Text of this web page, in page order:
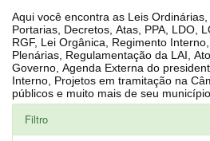
Aqui você encontra as Leis Ordinárias, Leis
Portarias, Decretos, Atas, PPA, LDO, LOA,
RGF, Lei Orgânica, Regimento
Plenárias, Regulamentação da LAI,
Governo, Agenda Externa do presidente, Relatório do Controle
Interno, Projetos em tramitação na Câmara, Controle dos bens
públicos e muito mais de seu município.
Filtro